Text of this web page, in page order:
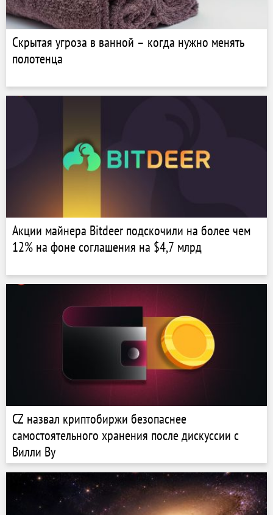
Скрытая угроза в ванной – когда нужно менять
полотенца
Акции майнера Bitdeer подскочили на более чем
12% на фоне соглашения на $4,7 млрд
CZ назвал криптобиржи безопаснее
самостоятельного хранения после дискуссии с
Вилли Ву